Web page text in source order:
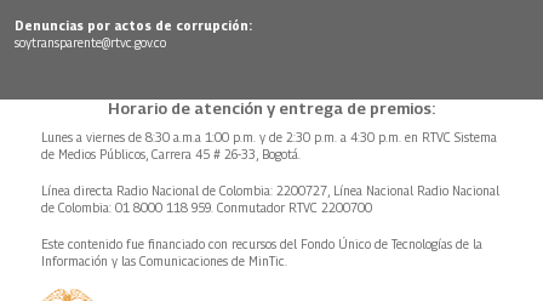
Denuncias por actos de corrupción:
soytransparente@rtvc.gov.co
Horario de atención y entrega de premios:
Lunes a viernes de 8:30 a.m.a 1:00 p.m. y de 2:30 p.m. a 4:30 p.m. en RTVC Sistema
de Medios Públicos, Carrera 45 # 26-33, Bogotá.
Línea directa Radio Nacional de Colombia: 2200727, Línea Nacional Radio Nacional
de Colombia: 01 8000 118 959. Conmutador RTVC 2200700
Este contenido fue financiado con recursos del Fondo Único de Tecnologías de la
Información y las Comunicaciones de MinTic.